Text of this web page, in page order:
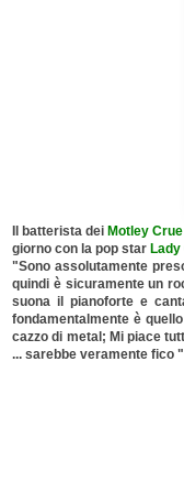
Il batterista dei Motley Crue
giorno con la pop star Lady
"Sono assolutamente
quindi è sicuramente un
suona il pianoforte e
fondamentalmente è
cazzo di metal; Mi piace
... sarebbe veramente fico "